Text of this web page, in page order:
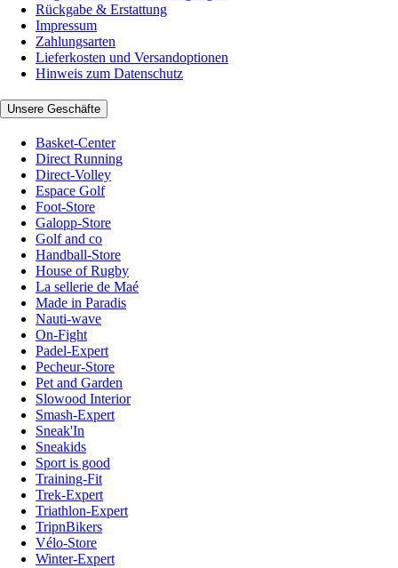
Rückgabe & Erstattung
Impressum
Zahlungsarten
Lieferkosten und Versandoptionen
Hinweis zum Datenschutz
Unsere Geschäfte
Basket-Center
Direct Running
Direct-Volley
Espace Golf
Foot-Store
Galopp-Store
Golf and co
Handball-Store
House of Rugby
La sellerie de Maé
Made in Paradis
Nauti-wave
On-Fight
Padel-Expert
Pecheur-Store
Pet and Garden
Slowood Interior
Smash-Expert
Sneak'In
Sneakids
Sport is good
Training-Fit
Trek-Expert
Triathlon-Expert
TripnBikers
Vélo-Store
Winter-Expert